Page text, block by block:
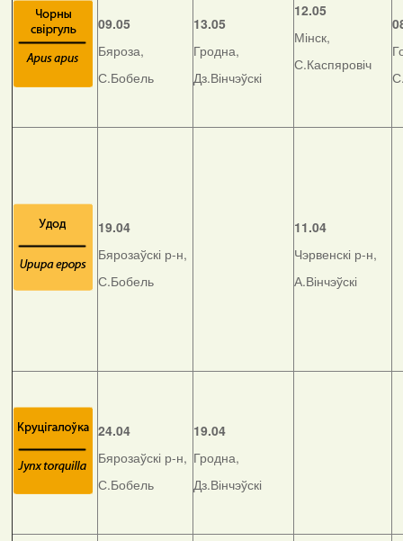
09.05
Бяроза,
С.Бобель
13.05
Гродна,
Дз.Вінчэўскі
12.05
Мінск,
С.Каспяровіч
19.04
Бярозаўскі р-н,
С.Бобель
11.04
Чэрвенскі р-н,
А.Вінчэўскі
24.04
Бярозаўскі р-н,
С.Бобель
19.04
Гродна,
Дз.Вінчэўскі